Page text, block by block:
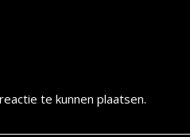
te kunnen plaatsen.